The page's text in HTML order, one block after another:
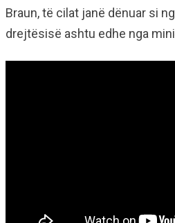
Braun, të cilat janë dënuar si
drejtësisë ashtu edhe nga